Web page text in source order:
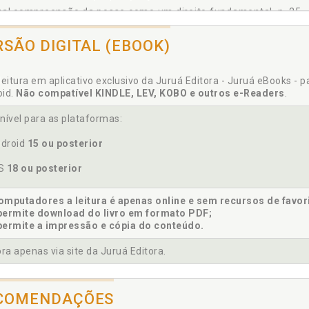
compreensão da posse como um direito fundamental, p. 25
de direitos fundamentais. Singularidade dos conflitos
fundamentais de posse, propriedade e moradia, p. 287
de princípios. Afetação da propriedade privada pelo
de direitos fundamentais. Desapropriações judiciais
direitos fundamentais, p. 275
da situação fática capaz de provocar a afetação da
da situação fática. Afetação da propriedade
concretiza os direitos fun-damentais de posse, propriedade e
de situações fáticas. Visão dos tribunais sobre a
pela consolidação de situações fáticas, p. 205
da função socioambiental como exigência do
DIGITAL (EBOOK)
em aplicativo exclusivo da Juruá Editora - Juruá eBooks -
Não compatível KINDLE, LEV, KOBO e outros e-Readers.
para as plataformas:
15 ou posterior
18 ou posterior
a leitura é apenas online e sem recursos de
download do livro em formato PDF;
a impressão e cópia do conteúdo.
apenas via site da Juruá Editora.